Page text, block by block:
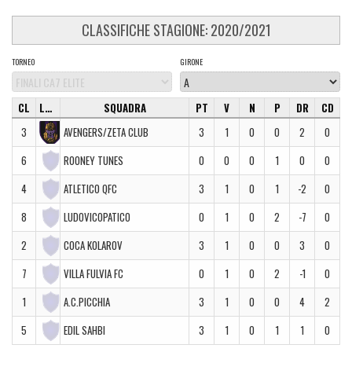
CLASSIFICHE STAGIONE: 2020/2021
TORNEO GIRONE
CL LOGO SQUADRA PT V N P DR
CD
3
AVENGERS/ZETA CLUB 3 1 0 0 2
0
6
ROONEY TUNES 0 0 0 1 0
0
4
ATLETICO QFC 3 1 0 1 -2
0
8
LUDOVICOPATICO 0 1 0 2 -7
0
2
COCA KOLAROV 3 1 0 0 3
0
7
VILLA FULVIA FC 0 1 0 2 -1
0
1
A.C.PICCHIA 3 1 0 0 4
2
5
EDIL SAHBI 3 1 0 1 1 0